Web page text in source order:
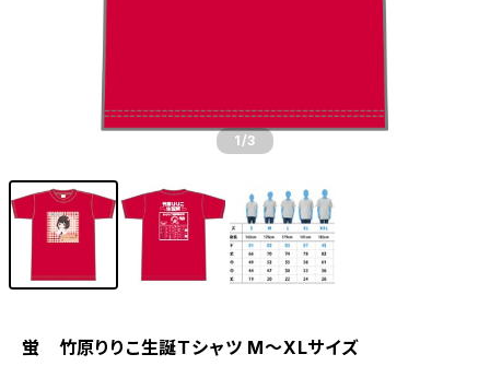
1 /3
蛍 竹原りりこ生誕Ｔシャツ M〜XLサイズ